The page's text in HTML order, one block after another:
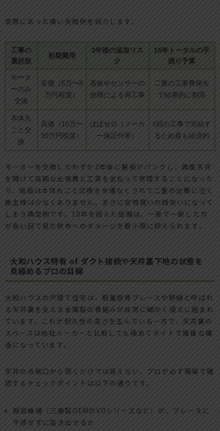
実際にあった痛い失敗例を紹介します。
工事の
選択肢
初期費用
3年後の追加リス
ク
15年トータルの手
残り予算
モータ
ーのみ
交換
安価（5万〜8
万円程度）
基板やセンサーの
故障による再工事
二重の工事費発生
で結果的に割高
本体丸
ごと交
換
高価（10万〜
30万円程度）
ほぼゼロ（メーカ
ー保証付帯）
1回の工事で完結す
るため最も経済的
モーターを交換したわずか2年後に基板がパンクし、再度天井
を開けて高額な出張費と工賃を支払って修理することになった
り、結局は本体丸ごと交換を余儀なくされて二重の出費に泣く
施主様は少なくありません。まさに安物買いの銭失いになって
しまう典型例です。10年を超えた設備は、一発で一新した方
が長い目で見た財布へのダメージを最小限に抑えられます。
大和ハウス特有 of ダクト接続や天井裏下地の状態を
見極めるプロの目線
大和ハウスの戸建て住宅は、軽量鉄骨ブレースや野縁と呼ばれ
る天井裏を支える金属製の骨組みが非常に細かく頑丈に組まれ
ています。これが耐久性の高さを生んでいる一方で、天井裏の
スペースは他社メーカーと比較しても極めてタイトで複雑な構
造になっています。
天井の点検口から覗くだけでは見えない、プロが必ず現場で確
認するチェックポイントは以下の通りです。
既設機種（三菱製OEMのVDシリーズなど）が、ブレースに
干渉せずに抜き出せるか